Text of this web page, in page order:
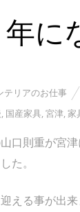
に
テリアのお仕事
国産家具 ,宮津 ,家
口則重が宮
た。
える事が出